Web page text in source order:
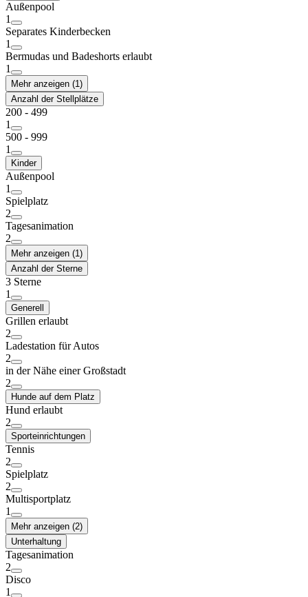
Außenpool
1
Separates Kinderbecken
1
Bermudas und Badeshorts erlaubt
1
Mehr anzeigen (1)
Anzahl der Stellplätze
200 - 499
1
500 - 999
1
Kinder
Außenpool
1
Spielplatz
2
Tagesanimation
2
Mehr anzeigen (1)
Anzahl der Sterne
3 Sterne
1
Generell
Grillen erlaubt
2
Ladestation für Autos
2
in der Nähe einer Großstadt
2
Hunde auf dem Platz
Hund erlaubt
2
Sporteinrichtungen
Tennis
2
Spielplatz
2
Multisportplatz
1
Mehr anzeigen (2)
Unterhaltung
Tagesanimation
2
Disco
1